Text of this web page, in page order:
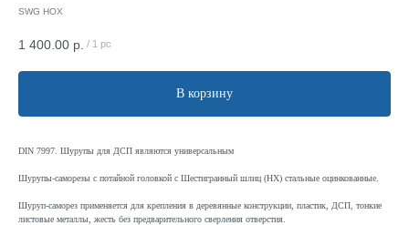
SWG HOX
1 400.00 р. / 1 pc
В корзину
DIN 7997. Шурупы для ДСП являются универсальным
Шурупы-саморезы с потайной головкой с Шестигранный шлиц (HX) стальные оцинкованные.
Шуруп-саморез применяется для крепления в деревянные конструкции, пластик, ДСП, тонкие
листовые металлы, жесть без предварительного сверления отверстия.